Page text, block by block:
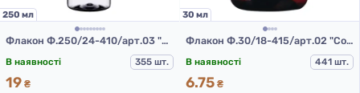
250 мл
Флакон Ф.250/24-410/арт.03 "Глорія" (прозорий)
В наявності 355 шт.
19 ₴
30 мл
Флакон Ф.30/18-415/арт.02 "Софія" (коричневий)
В наявності 441 шт.
6.75 ₴